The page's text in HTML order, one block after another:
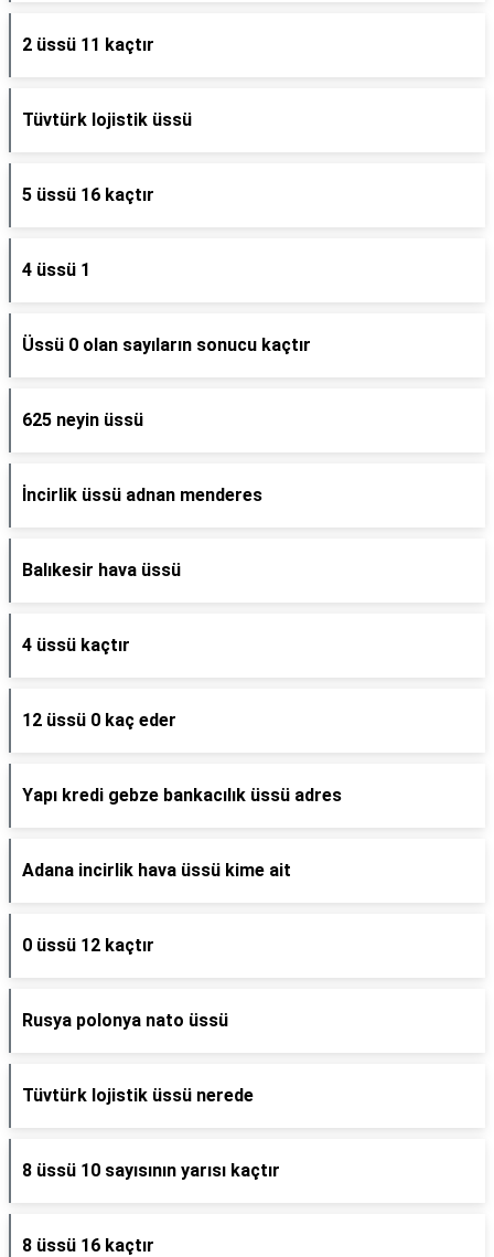
2 üssü 11 kaçtır
Tüvtürk lojistik üssü
5 üssü 16 kaçtır
4 üssü 1
Üssü 0 olan sayıların sonucu kaçtır
625 neyin üssü
İncirlik üssü adnan menderes
Balıkesir hava üssü
4 üssü kaçtır
12 üssü 0 kaç eder
Yapı kredi gebze bankacılık üssü adres
Adana incirlik hava üssü kime ait
0 üssü 12 kaçtır
Rusya polonya nato üssü
Tüvtürk lojistik üssü nerede
8 üssü 10 sayısının yarısı kaçtır
8 üssü 16 kaçtır